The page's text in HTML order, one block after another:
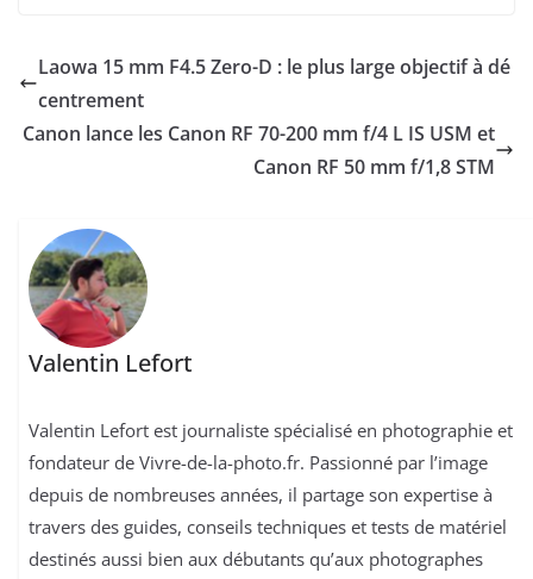
Laowa 15 mm F4.5 Zero-D : le plus large objectif à dé
centrement
Canon lance les Canon RF 70-200 mm f/4 L IS USM et
Canon RF 50 mm f/1,8 STM
Valentin Lefort
Valentin Lefort est journaliste spécialisé en photographie et
fondateur de Vivre-de-la-photo.fr. Passionné par l’image
depuis de nombreuses années, il partage son expertise à
travers des guides, conseils techniques et tests de matériel
destinés aussi bien aux débutants qu’aux photographes